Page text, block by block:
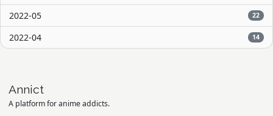
2022-05 22
2022-04 14
Annict
A platform for anime addicts.